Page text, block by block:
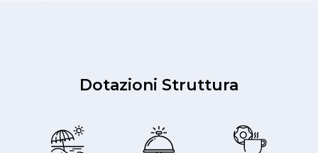
Dotazioni Struttura